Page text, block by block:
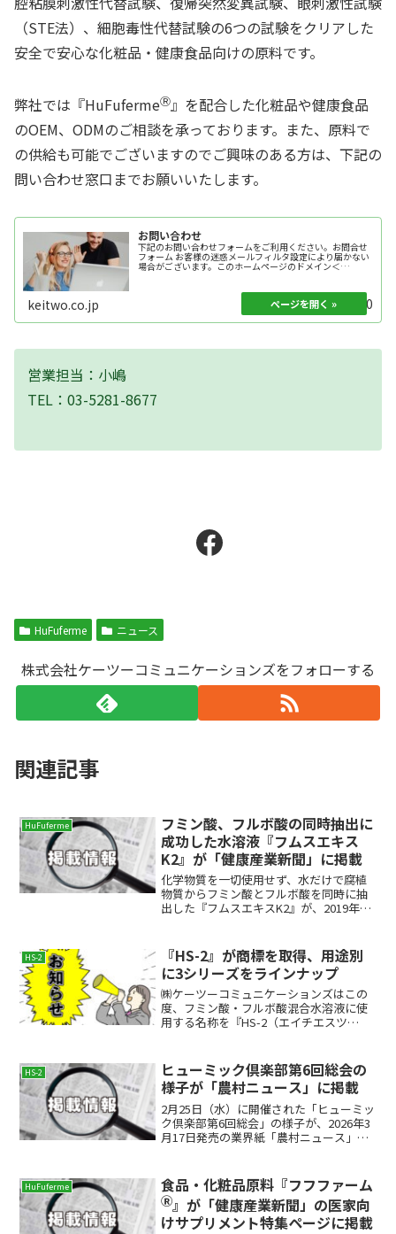
（STE法）、細胞毒性代替試験の6つの試験をクリアした
安全で安心な化粧品・健康食品向けの原料です。
弊社では『HuFufermeⓇ』を配合した化粧品や健康食品
のOEM、ODMのご相談を承っております。また、原料で
の供給も可能でございますのでご興味のある方は、下記の
問い合わせ窓口までお願いいたします。
お問い合わせ
下記のお問い合わせフォームをご利用ください。お問合せ
フォーム お客様の迷惑メールフィルタ設定により届かない
場合がございます。このホームページのドメイン＜
keitwo.co.jp＞を受信許可の上、お問い合わせください。
keitwo.co.jp 2021.04.30
営業担当：小嶋
TEL：03-5281-8677
Facebook
HuFuferme ニュース
株式会社ケーツーコミュニケーションズをフォローする
関連記事
HuFuferme
フミン酸、フルボ酸の同時抽出に
成功した水溶液『フムスエキス
K2』が「健康産業新聞」に掲載
化学物質を一切使用せず、水だけで腐植
物質からフミン酸とフルボ酸を同時に抽
出した『フムスエキスK2』が、2019年4
K2』は、純国産のノンケミカル原料とし
て高く評価さ...
HS-2
『HS-2』が商標を取得、用途別
に3シリーズをラインナップ
㈱ケーツーコミュニケーションズはこの
度、フミン酸・フルボ酸混合水溶液に使
用する名称を『HS-2（エイチエスツ
抽出した天然のフミン酸・フルボ酸混合
水溶液は化粧品、健康食品...
HS-2
ヒューミック倶楽部第6回総会の
様子が「農村ニュース」に掲載
2月25日（水）に開催された「ヒューミッ
ク倶楽部第6回総会」の様子が、2026年3
月17日発売の業界紙「農村ニュース」第
バイオスティミュラント資材『HS-2Ⓡ...
HuFuferme 食品・化粧品原料『フフファーム
Ⓡ』が「健康産業新聞」の医家向
けサプリメント特集ページに掲載